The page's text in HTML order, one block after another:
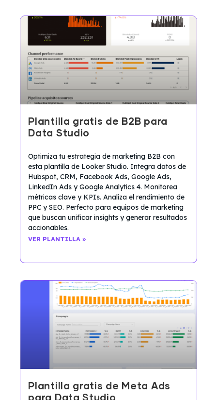
Plantilla gratis de B2B para
Data Studio
Optimiza tu estrategia de marketing B2B con
esta plantilla de Looker Studio. Integra datos de
Hubspot, CRM, Facebook Ads, Google Ads,
LinkedIn Ads y Google Analytics 4. Monitorea
métricas clave y KPIs. Analiza el rendimiento de
PPC y SEO. Perfecto para equipos de marketing
que buscan unificar insights y generar resultados
accionables.
VER PLANTILLA »
Plantilla gratis de Meta Ads
para Data Studio